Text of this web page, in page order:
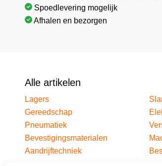
Spoedlevering mogelijk
Afhalen en bezorgen
Alle artikelen
Lagers
Gereedschap
Pneumatiek
Bevestigingsmaterialen
Aandrijftechniek